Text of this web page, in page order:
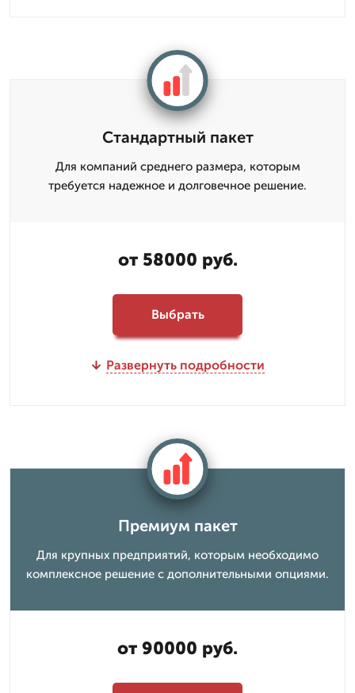
Стандартный пакет
Для компаний среднего размера, которым
требуется надежное и долговечное решение.
от 58000 руб.
Выбрать
Развернуть подробности
Премиум пакет
Для крупных предприятий, которым необходимо
комплексное решение с дополнительными опциями.
от 90000 руб.